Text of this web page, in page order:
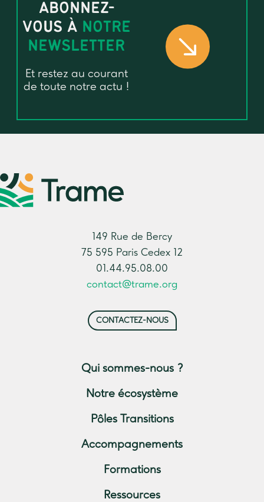
ABONNEZ-
VOUS À NOTRE
NEWSLETTER
Et restez au courant
de toute notre actu !
149 Rue de Bercy
75 595 Paris Cedex 12
01.44.95.08.00
contact@trame.org
CONTACTEZ-NOUS
Qui sommes-nous ?
Notre écosystème
Pôles Transitions
Accompagnements
Formations
Ressources